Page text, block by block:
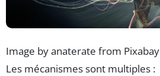
Image by anaterate from Pixabay
Les mécanismes sont multiples :